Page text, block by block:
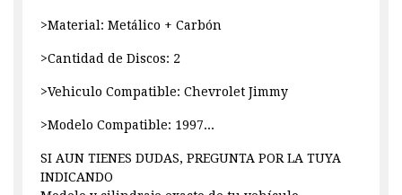
>Material: Metálico + Carbón
>Cantidad de Discos: 2
>Vehiculo Compatible: Chevrolet Jimmy
>Modelo Compatible: 1997...
SI AUN TIENES DUDAS, PREGUNTA POR LA TUYA
INDICANDO